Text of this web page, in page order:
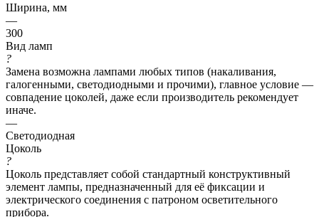
Ширина, мм
—
300
Вид ламп
?
Замена возможна лампами любых типов (накаливания,
галогенными, светодиодными и прочими), главное условие —
совпадение цоколей, даже если производитель рекомендует
иначе.
—
Светодиодная
Цоколь
?
Цоколь представляет собой стандартный конструктивный
элемент лампы, предназначенный для её фиксации и
электрического соединения с патроном осветительного
прибора.